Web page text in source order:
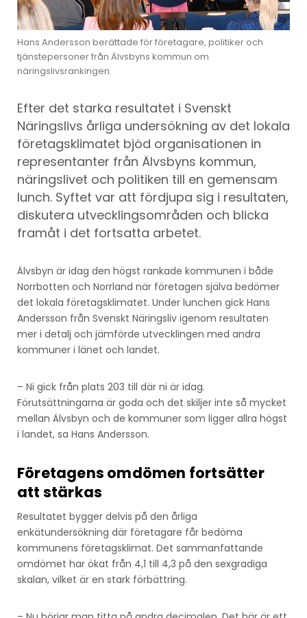
Hans Andersson berättade för företagare, politiker och
tjänstepersoner från Älvsbyns kommun om
näringslivsrankingen.
Efter det starka resultatet i Svenskt
Näringslivs årliga undersökning av det lokala
företagsklimatet bjöd organisationen in
representanter från Älvsbyns kommun,
näringslivet och politiken till en gemensam
lunch. Syftet var att fördjupa sig i resultaten,
diskutera utvecklingsområden och blicka
framåt i det fortsatta arbetet.
Älvsbyn är idag den högst rankade kommunen i både
Norrbotten och Norrland när företagen själva bedömer
det lokala företagsklimatet. Under lunchen gick Hans
Andersson från Svenskt Näringsliv igenom resultaten
mer i detalj och jämförde utvecklingen med andra
kommuner i länet och landet.
– Ni gick från plats 203 till där ni är idag.
Förutsättningarna är goda och det skiljer inte så mycket
mellan Älvsbyn och de kommuner som ligger allra högst
i landet, sa Hans Andersson.
Företagens omdömen fortsätter
att stärkas
Resultatet bygger delvis på den årliga
enkätundersökning där företagare får bedöma
kommunens företagsklimat. Det sammanfattande
omdömet har ökat från 4,1 till 4,3 på den sexgradiga
skalan, vilket är en stark förbättring.